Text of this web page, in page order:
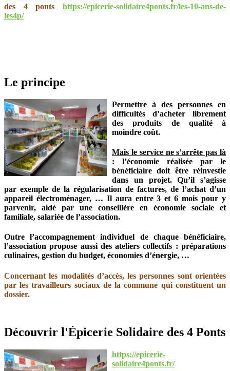
des 4 ponts
https://epicerie-solidaire4ponts.fr/les-10-ans-de-
les4p/
Le principe
Permettre à des personnes en
difficultés d’acheter librement
des produits de qualité à
moindre coût.
Mais le service ne s’arrête pas là
: l’économie réalisée par le
bénéficiaire doit être réinvestie
dans un projet. Qu’il s’agisse
par exemple de la régularisation de factures, de l’achat d’un
appareil électroménager, … Il aura entre 3 et 6 mois pour y
parvenir, aidé par une conseillère en économie sociale et
familiale, salariée de l’association.
Outre l’accompagnement individuel de chaque bénéficiaire,
l’association propose aussi des ateliers collectifs : préparations
culinaires, gestion du budget, économies d’énergie, …
Concernant les modalités d’accès, les personnes sont orientées
par les travailleurs sociaux de la commune qui constituent un
dossier.
Découvrir l'Épicerie Solidaire des 4 Ponts
https://epicerie-
solidaire4ponts.fr/